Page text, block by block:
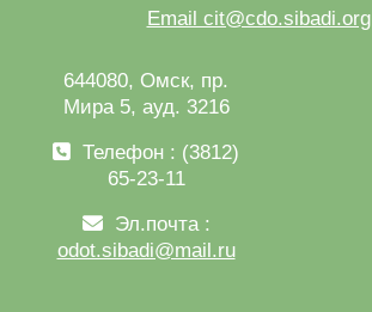
Email cit@cdo.sibadi.org
644080, Омск, пр.
Мира 5, ауд. 3216
Телефон : (3812)
65-23-11
Эл.почта :
odot.sibadi@mail.ru